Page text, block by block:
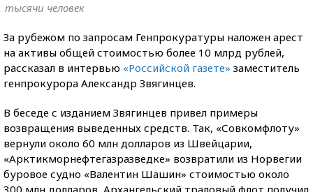
тысячи человек
За рубежом по запросам Генпрокуратуры наложен арест
на активы общей стоимостью более 10 млрд рублей,
рассказал в интервью «Российской газете» заместитель
генпрокурора Александр Звягинцев.
В беседе с изданием Звягинцев привел примеры
возвращения выведенных средств. Так, «Совкомфлоту»
вернули около 60 млн долларов из Швейцарии,
«Арктикморнефтегазразведке» возвратили из Норвегии
буровое судно «Валентин Шашин» стоимостью около
300 млн долларов, Архангельский траловый флот получил